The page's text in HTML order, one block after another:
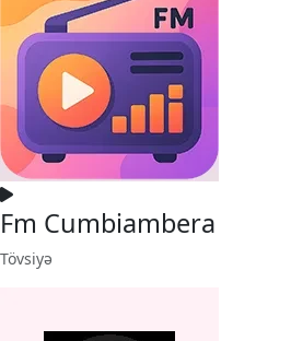
Fm Cumbiambera
Tövsiyə